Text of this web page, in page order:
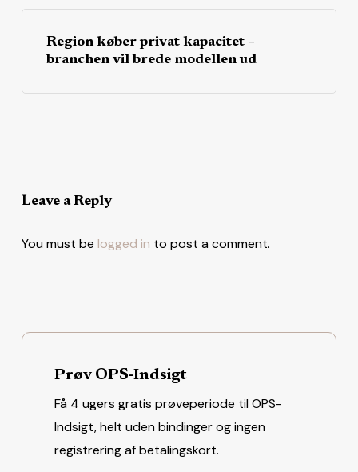
Region køber privat kapacitet –
branchen vil brede modellen ud
Leave a Reply
You must be logged in to post a comment.
Prøv OPS-Indsigt
Få 4 ugers gratis prøveperiode til OPS-
Indsigt, helt uden bindinger og ingen
registrering af betalingskort.